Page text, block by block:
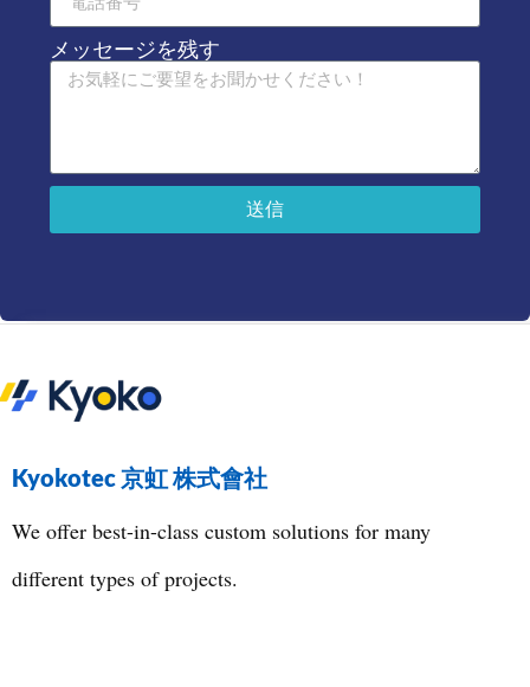
メッセージを残す
送信
Kyokotec 京虹 株式會社
We offer best-in-class custom solutions for many
different types of projects.